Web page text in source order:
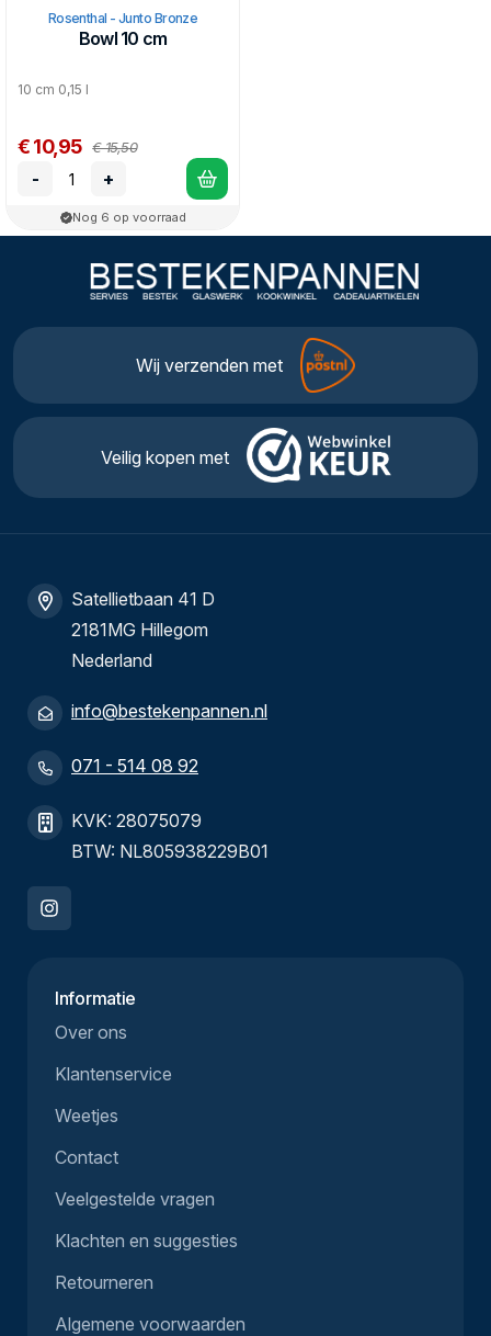
Rosenthal - Junto Bronze
Bowl 10 cm
10 cm 0,15 l
€ 10,95 € 15,50
- +
Nog 6 op voorraad
Wij verzenden met
Veilig kopen met
Satellietbaan 41 D
2181MG Hillegom
Nederland
info@bestekenpannen.nl
071 - 514 08 92
KVK: 28075079
BTW: NL805938229B01
Informatie
Over ons
Klantenservice
Weetjes
Contact
Veelgestelde vragen
Klachten en suggesties
Retourneren
Algemene voorwaarden